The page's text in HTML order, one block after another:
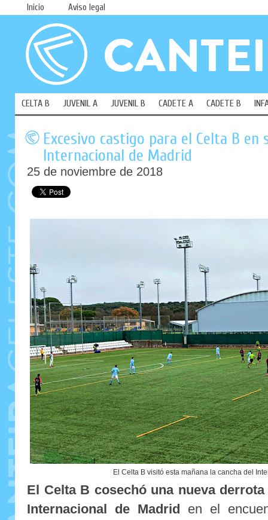
Inicio Aviso legal
CELTA B JUVENIL A JUVENIL B CADETE A CADETE B
Excesivo castigo para el Celta B en
Internacional de Madrid
25 de noviembre de 2018
El Celta B visitó esta mañana la cancha del
El Celta B cosechó una nueva
Internacional de Madrid
en el